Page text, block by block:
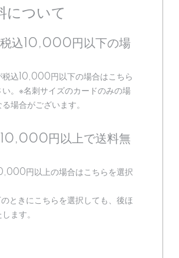
について
税込10,000円以下の場
税込10,000円以下の場合はこちら
い。※名刺サイズのカードのみの場
場合がございます。
円以上で送料無
円以上の場合はこちらを選択
ときにこちらを選択しても、後ほ
ます。